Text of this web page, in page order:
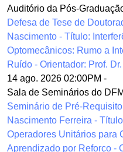
Auditório da Pós-
Defesa de Tese de
Nascimento - Título:
Optomecânicos: Rumo a
Ruído - Orientador: Prof.
14 ago. 2026 02:00PM -
Sala de Seminários do
Seminário de Pré-
Nascimento Ferreira -
Operadores Unitários para
Aprendizado por Reforço -